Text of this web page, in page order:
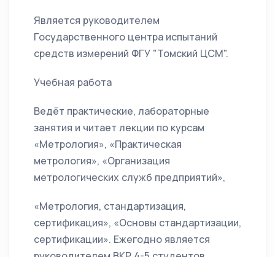
Является руководителем
Государственного центра испытаний
средств измерений ФГУ "Томский ЦСМ".
Учебная работа
Ведёт практические, лабораторные
занятия и читает лекции по курсам
«Метрология», «Практическая
метрология», «Организация
метрологических служб предприятий»,
«Метрология, стандартизация,
сертификация», «Основы стандартизации,
сертификации». Ежегодно является